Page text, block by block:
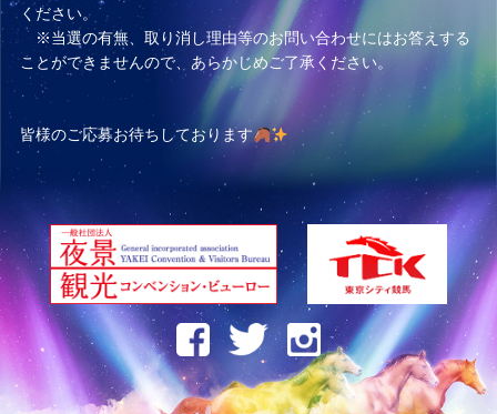
ください。
※当選の有無、取り消し理由等のお問い合わせにはお答えする
ことができませんので、あらかじめご了承ください。
皆様のご応募お待ちしております